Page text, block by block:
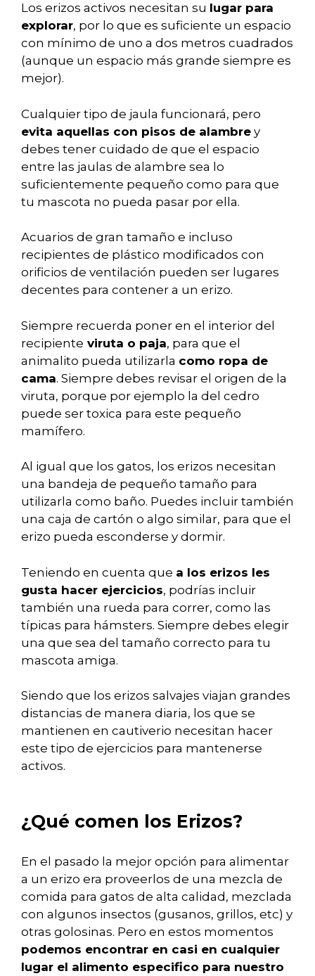
Los erizos activos necesitan su lugar para
explorar, por lo que es suficiente un espacio
con mínimo de uno a dos metros cuadrados
(aunque un espacio más grande siempre es
mejor).
Cualquier tipo de jaula funcionará, pero
evita aquellas con pisos de alambre y
debes tener cuidado de que el espacio
entre las jaulas de alambre sea lo
suficientemente pequeño como para que
tu mascota no pueda pasar por ella.
Acuarios de gran tamaño e incluso
recipientes de plástico modificados con
orificios de ventilación pueden ser lugares
decentes para contener a un erizo.
Siempre recuerda poner en el interior del
recipiente viruta o paja, para que el
animalito pueda utilizarla como ropa de
cama. Siempre debes revisar el origen de la
viruta, porque por ejemplo la del cedro
puede ser toxica para este pequeño
mamífero.
Al igual que los gatos, los erizos necesitan
una bandeja de pequeño tamaño para
utilizarla como baño. Puedes incluir también
una caja de cartón o algo similar, para que el
erizo pueda esconderse y dormir.
Teniendo en cuenta que a los erizos les
gusta hacer ejercicios, podrías incluir
también una rueda para correr, como las
típicas para hámsters. Siempre debes elegir
una que sea del tamaño correcto para tu
mascota amiga.
Siendo que los erizos salvajes viajan grandes
distancias de manera diaria, los que se
mantienen en cautiverio necesitan hacer
este tipo de ejercicios para mantenerse
activos.
¿Qué comen los Erizos?
En el pasado la mejor opción para alimentar
a un erizo era proveerlos de una mezcla de
comida para gatos de alta calidad, mezclada
con algunos insectos (gusanos, grillos, etc) y
otras golosinas. Pero en estos momentos
podemos encontrar en casi en cualquier
lugar el alimento especifico para nuestro